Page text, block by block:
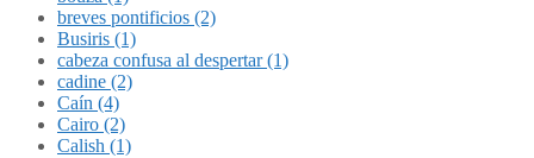
breves pontificios (2)
Busiris (1)
cabeza confusa al despertar (1)
cadine (2)
Caín (4)
Cairo (2)
Calish (1)